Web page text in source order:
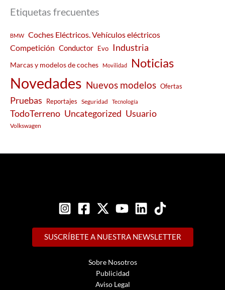
Etiquetas frecuentes
BMW
Coches Eléctricos. Vehículos eléctricos
Competición Conductor Evo Industria
Marcas y modelos de coches Movilidad Noticias
Novedades Nuevos modelos Ofertas
Pruebas Reportajes Seguridad Tecnología
TodoTerreno Uncategorized Usuario
Volkswagen
SUSCRÍBETE A NUESTRA NEWSLETTER
Sobre Nosotros
Publicidad
Aviso Legal